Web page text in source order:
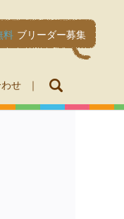
料 ブリーダー募集
せ